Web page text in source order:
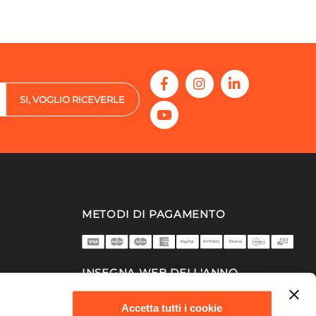
Accetta tutti i cookie
SI, VOGLIO RICEVERLE
METODI DI PAGAMENTO
INSEGNA WEB DELL'ANNO